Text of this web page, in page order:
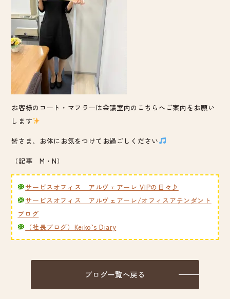
お客様のコート・マフラーは会議室内のこちらへご案内をお願い
します
皆さま、お体にお気をつけてお過ごしください
（記事 M・N）
サービスオフィス アルヴェアーレ VIPの日々♪
サービスオフィス アルヴェアーレ/オフィスアテンダント
ブログ
（社長ブログ）Keiko’s Diary
ブログ一覧へ戻る